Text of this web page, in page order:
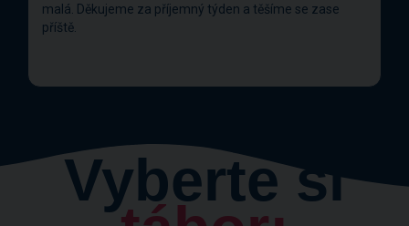
malá. Děkujeme za příjemný týden a těšíme se zase
příště.
Vyberte si